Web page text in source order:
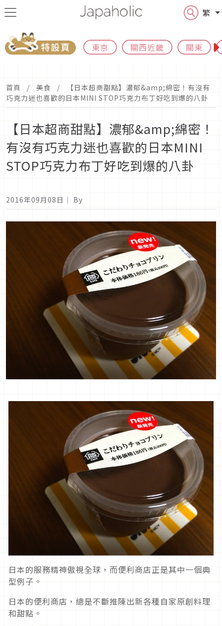
繁
東京 關西近畿 關東
首頁 美食
【日本超商甜點】濃郁&amp;綿密！有沒有
巧克力迷也喜歡的日本MINI STOP巧克力布丁好吃到爆的八卦
【日本超商甜點】濃郁&amp;綿密！
有沒有巧克力迷也喜歡的日本MINI
STOP巧克力布丁好吃到爆的八卦
2016年09月08日 ｜ By
日本的服務精神傲視全球，而便利商店正是其中一個典
型例子。
日本的便利商店，總是不斷推陳出新各種自家原創料理
和甜點。